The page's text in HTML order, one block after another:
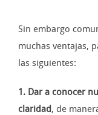
Sin embargo
muchas ventajas,
las siguientes:
1. Dar a conocer
claridad, de